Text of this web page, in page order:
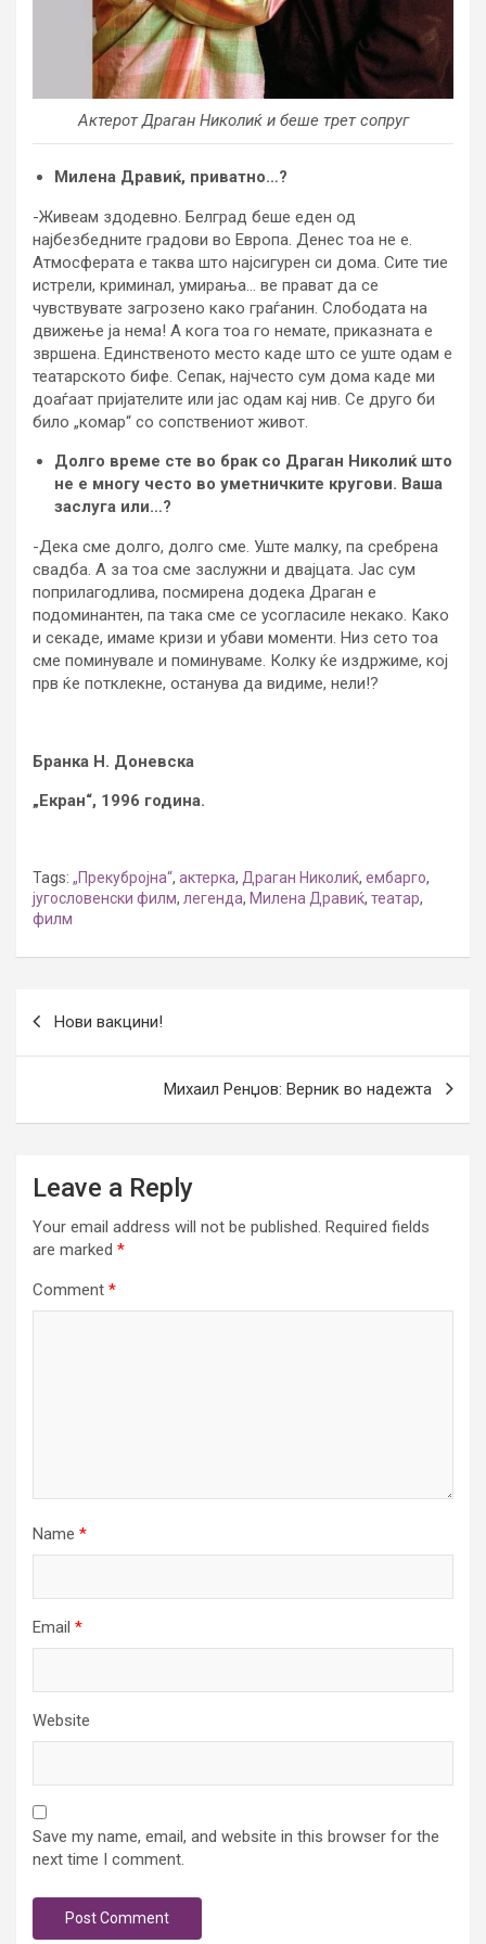
Актерот Драган Николиќ и беше трет сопруг
Милена Дравиќ, приватно…?
-Живеам здодевно. Белград беше еден од
најбезбедните градови во Европа. Денес тоа не е.
Атмосферата е таква што најсигурен си дома. Сите тие
истрели, криминал, умирања… ве прават да се
чувствувате загрозено како граѓанин. Слободата на
движење ја нема! А кога тоа го немате, приказната е
звршена. Единственото место каде што се уште одам е
театарското бифе. Сепак, најчесто сум дома каде ми
доаѓаат пријателите или јас одам кај нив. Се друго би
било „комар“ со сопствениот живот.
Долго време сте во брак со Драган Николиќ што
не е многу често во уметничките кругови. Ваша
заслуга или…?
-Дека сме долго, долго сме. Уште малку, па сребрена
свадба. А за тоа сме заслужни и двајцата. Јас сум
поприлагодлива, посмирена додека Драган е
подоминантен, па така сме се усогласиле некако. Како
и секаде, имаме кризи и убави моменти. Низ сето тоа
сме поминувале и поминуваме. Колку ќе издржиме, кој
прв ќе потклекне, останува да видиме, нели!?
Бранка Н. Доневска
„Екран“, 1996 година.
Tags: „Прекубројна“, актерка, Драган Николиќ, ембарго,
југословенски филм, легенда, Милена Дравиќ, театар,
филм
navigation
Нови вакцини!
Михаил Ренџов: Верник во надежта
Leave a Reply
Your email address will not be published. Required fields
are marked *
Comment *
Name *
Email *
Website
Save my name, email, and website in this browser for the
next time I comment.